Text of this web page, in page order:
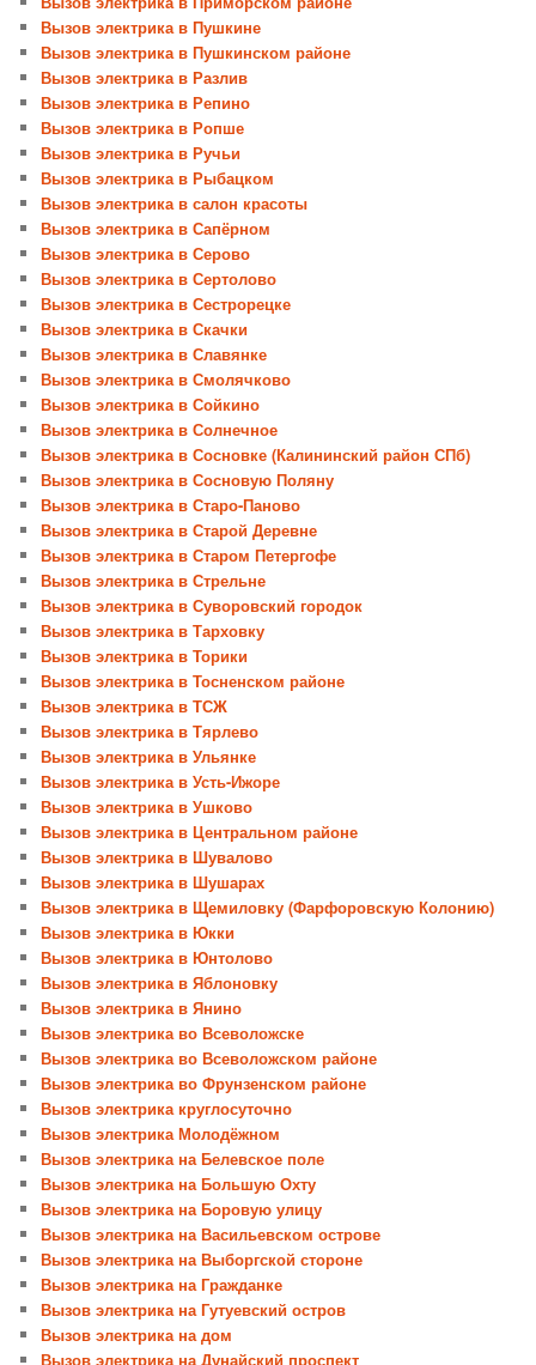
Вызов электрика в Пушкине
Вызов электрика в Пушкинском районе
Вызов электрика в Разлив
Вызов электрика в Репино
Вызов электрика в Ропше
Вызов электрика в Ручьи
Вызов электрика в Рыбацком
Вызов электрика в салон красоты
Вызов электрика в Сапёрном
Вызов электрика в Серово
Вызов электрика в Сертолово
Вызов электрика в Сестрорецке
Вызов электрика в Скачки
Вызов электрика в Славянке
Вызов электрика в Смолячково
Вызов электрика в Сойкино
Вызов электрика в Солнечное
Вызов электрика в Сосновке (Калининский район СПб)
Вызов электрика в Сосновую Поляну
Вызов электрика в Старо-Паново
Вызов электрика в Старой Деревне
Вызов электрика в Старом Петергофе
Вызов электрика в Стрельне
Вызов электрика в Суворовский городок
Вызов электрика в Тарховку
Вызов электрика в Торики
Вызов электрика в Тосненском районе
Вызов электрика в ТСЖ
Вызов электрика в Тярлево
Вызов электрика в Ульянке
Вызов электрика в Усть-Ижоре
Вызов электрика в Ушково
Вызов электрика в Центральном районе
Вызов электрика в Шувалово
Вызов электрика в Шушарах
Вызов электрика в Щемиловку (Фарфоровскую Колонию)
Вызов электрика в Юкки
Вызов электрика в Юнтолово
Вызов электрика в Яблоновку
Вызов электрика в Янино
Вызов электрика во Всеволожске
Вызов электрика во Всеволожском районе
Вызов электрика во Фрунзенском районе
Вызов электрика круглосуточно
Вызов электрика Молодёжном
Вызов электрика на Белевское поле
Вызов электрика на Большую Охту
Вызов электрика на Боровую улицу
Вызов электрика на Васильевском острове
Вызов электрика на Выборгской стороне
Вызов электрика на Гражданке
Вызов электрика на Гутуевский остров
Вызов электрика на дом
Вызов электрика на Дунайский проспект